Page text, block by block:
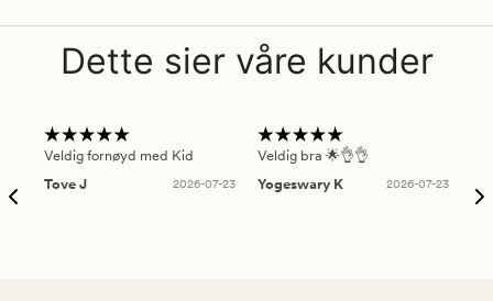
Dette sier våre kunder
Veldig fornøyd med Kid
Tove J
2026-07-23
Veldig bra 🌟👌👌
Yogeswary K
2026-07-23